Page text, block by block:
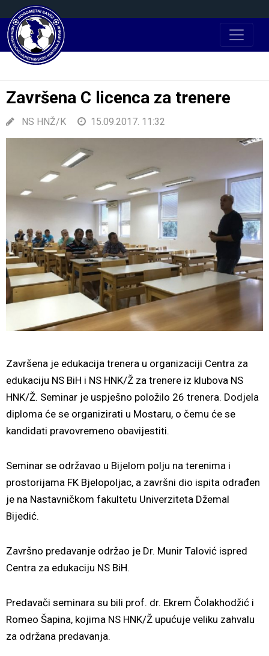
Završena C licenca za trenere
NS HNŽ/K 15.09.2017. 11:32
Završena je edukacija trenera u organizaciji Centra za
edukaciju NS BiH i NS HNK/Ž za trenere iz klubova NS
HNK/Ž. Seminar je uspješno položilo 26 trenera. Dodjela
diploma će se organizirati u Mostaru, o čemu će se
kandidati pravovremeno obavijestiti.
Seminar se održavao u Bijelom polju na terenima i
prostorijama FK Bjelopoljac, a završni dio ispita odrađen
je na Nastavničkom fakultetu Univerziteta Džemal
Bijedić.
Završno predavanje održao je Dr. Munir Talović ispred
Centra za edukaciju NS BiH.
Predavači seminara su bili prof. dr. Ekrem Čolakhodžić i
Romeo Šapina, kojima NS HNK/Ž upućuje veliku zahvalu
za održana predavanja.